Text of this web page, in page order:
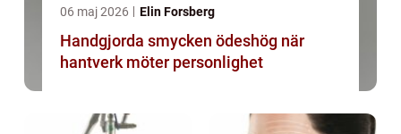
06 maj 2026 Elin Forsberg
Handgjorda smycken ödeshög när
hantverk möter personlighet